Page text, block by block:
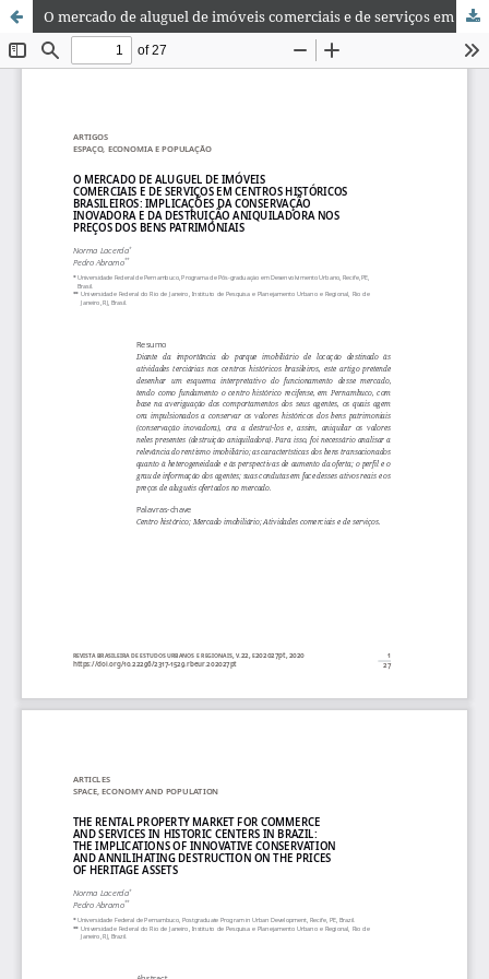
O mercado de aluguel de imóveis comerciais e de serviços em centros históricos brasileiros: implicações da conservação inovadora e da destruição aniquiladora nos preços dos bens patrimoniais